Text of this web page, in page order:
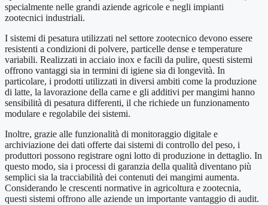
specialmente nelle grandi aziende agricole e negli impianti
zootecnici industriali.
I sistemi di pesatura utilizzati nel settore zootecnico devono essere
resistenti a condizioni di polvere, particelle dense e temperature
variabili. Realizzati in acciaio inox e facili da pulire, questi sistemi
offrono vantaggi sia in termini di igiene sia di longevità. In
particolare, i prodotti utilizzati in diversi ambiti come la produzione
di latte, la lavorazione della carne e gli additivi per mangimi hanno
sensibilità di pesatura differenti, il che richiede un funzionamento
modulare e regolabile dei sistemi.
Inoltre, grazie alle funzionalità di monitoraggio digitale e
archiviazione dei dati offerte dai sistemi di controllo del peso, i
produttori possono registrare ogni lotto di produzione in dettaglio. In
questo modo, sia i processi di garanzia della qualità diventano più
semplici sia la tracciabilità dei contenuti dei mangimi aumenta.
Considerando le crescenti normative in agricoltura e zootecnia,
questi sistemi offrono alle aziende un importante vantaggio di audit.